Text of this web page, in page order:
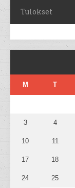
Tulokset
M T
3 4
10 11
17 18
24 25